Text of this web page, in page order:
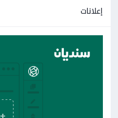
إعلانات